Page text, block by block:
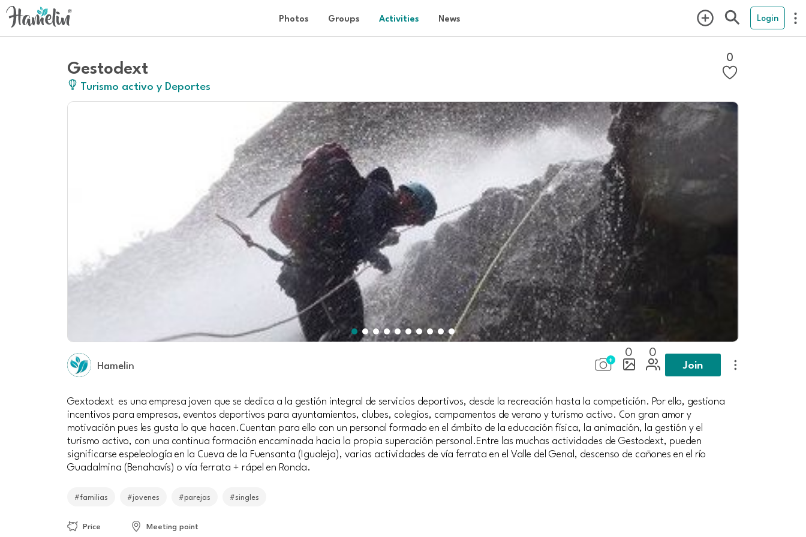
Photos Groups Activities News Login
Gestodext
Turismo activo y Deportes
0
Hamelin
0 0
Join
Gextodext es una empresa joven que se dedica a la gestión integral de servicios deportivos, desde la recreación hasta la competición. Por ello, gestiona
incentivos para empresas, eventos deportivos para ayuntamientos, clubes, colegios, campamentos de verano y turismo activo. Con gran amor y
motivación pues les gusta lo que hacen.Cuentan para ello con un personal formado en el ámbito de la educación física, la animación, la gestión y el
turismo activo, con una continua formación encaminada hacia la propia superación personal.Entre las muchas actividades de Gestodext, pueden
significarse espeleología en la Cueva de la Fuensanta (Igualeja), varias actividades de vía ferrata en el Valle del Genal, descenso de cañones en el río
Guadalmina (Benahavís) o vía ferrata + rápel en Ronda.
#familias #jovenes #parejas #singles
Price Meeting point